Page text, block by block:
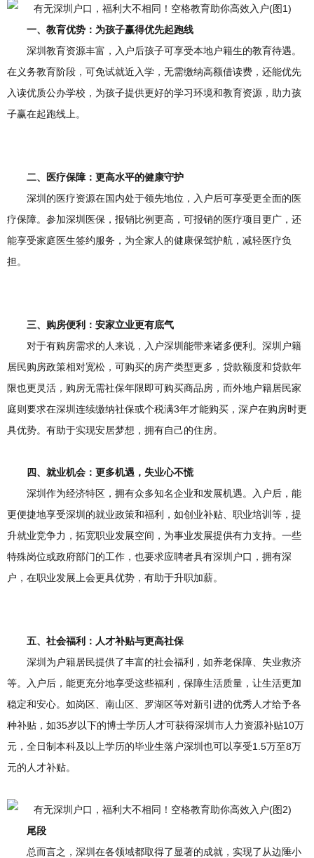
一、教育优势：为孩子赢得优先起跑线
深圳教育资源丰富，入户后孩子可享受本地户籍生的教育待遇。
在义务教育阶段，可免试就近入学，无需缴纳高额借读费，还能优先
入读优质公办学校，为孩子提供更好的学习环境和教育资源，助力孩
子赢在起跑线上。
二、医疗保障：更高水平的健康守护
深圳的医疗资源在国内处于领先地位，入户后可享受更全面的医
疗保障。参加深圳医保，报销比例更高，可报销的医疗项目更广，还
能享受家庭医生签约服务，为全家人的健康保驾护航，减轻医疗负
担。
三、购房便利：安家立业更有底气
对于有购房需求的人来说，入户深圳能带来诸多便利。深圳户籍
居民购房政策相对宽松，可购买的房产类型更多，贷款额度和贷款年
限也更灵活，购房无需社保年限即可购买商品房，而外地户籍居民家
庭则要求在深圳连续缴纳社保或个税满3年才能购买，深户在购房时更
具优势。有助于实现安居梦想，拥有自己的住房。
四、就业机会 ：更多机遇，失业心不慌
深圳作为经济特区，拥有众多知名企业和发展机遇。入户后，能
更便捷地享受深圳的就业政策和福利，如创业补贴、职业培训等，提
升就业竞争力，拓宽职业发展空间，为事业发展提供有力支持。一些
特殊岗位或政府部门的工作，也要求应聘者具有深圳户口，拥有深
户，在职业发展上会更具优势，有助于升职加薪。
五、社会福利 ：人才补贴与更高社保
深圳为户籍居民提供了丰富的社会福利，如养老保障、失业救济
等。入户后，能更充分地享受这些福利，保障生活质量，让生活更加
稳定和安心。如岗区、南山区、罗湖区等对新引进的优秀人才给予各
种补贴，如35岁以下的博士学历人才可获得深圳市人力资源补贴10万
元，全日制本科及以上学历的毕业生落户深圳也可以享受1.5万至8万
元的人才补贴。
尾段
总而言之，深圳在各领域都取得了显著的成就，实现了从边陲小